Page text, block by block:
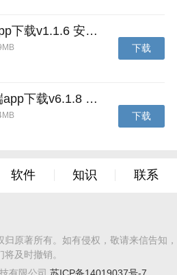
萝卜笔记app下载v1.1.6 安卓版
下载
贯联商户端app下载v6.1.8 安卓版
下载
软件 知识 联系
原著所有。如有侵权，敬请来信告知，
将及时撤销。